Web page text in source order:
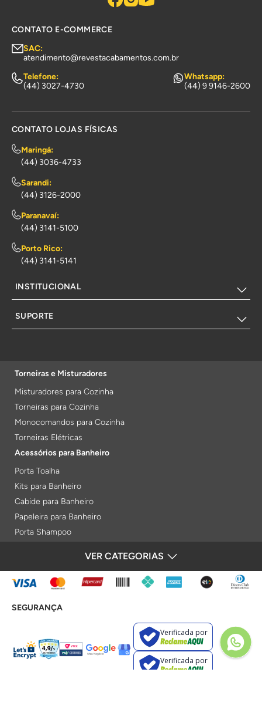
CONTATO E-COMMERCE
SAC:
atendimento@revestacabamentos.com.br
Telefone:
(44) 3027-4730
Whatsapp:
(44) 9 9146-2600
CONTATO LOJAS FÍSICAS
Maringá:
(44) 3036-4733
Sarandi:
(44) 3126-2000
Paranavaí:
(44) 3141-5100
Porto Rico:
(44) 3141-5141
INSTITUCIONAL
SUPORTE
Torneiras e Misturadores
Misturadores para Cozinha
Torneiras para Cozinha
Monocomandos para Cozinha
Torneiras Elétricas
Acessórios para Banheiro
Porta Toalha
Kits para Banheiro
Cabide para Banheiro
Papeleira para Banheiro
Porta Shampoo
Porta Toalha Aquecido
Gabinetes para Banheiro
Lixeiras
Bases de Registros
Acabamentos de Registro
VER CATEGORIAS
FORMAS DE PAGAMENTO
SEGURANÇA
Verificada por
Verificada por